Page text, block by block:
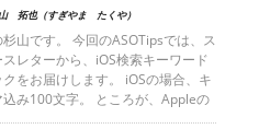
拓也（すぎやま たくや）
山です。 今回のASOTipsでは、ス
レターから、iOS検索キーワード
をお届けします。 iOSの場合、キ
み100文字。 ところが、Appleの